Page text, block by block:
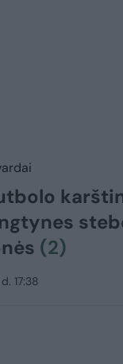
(2)
17:38